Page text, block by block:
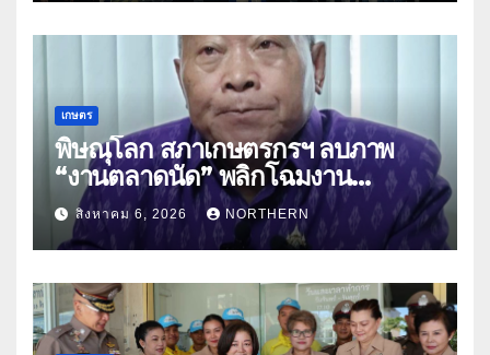
เกษตร
พิษณุโลก สภาเกษตรกรฯ ลบภาพ
“งานตลาดนัด” พลิกโฉมงาน
“เกษตรรุ่งเรืองเมืองสองแคว 69” มุ่ง
ประโยชน์เกษตรกร ดึงนวัตกรรม-จับ
คู่ธุรกิจดันสินค้าเกษตรสู่สากล (คลิป)
สิงหาคม 6, 2026 NORTHERN